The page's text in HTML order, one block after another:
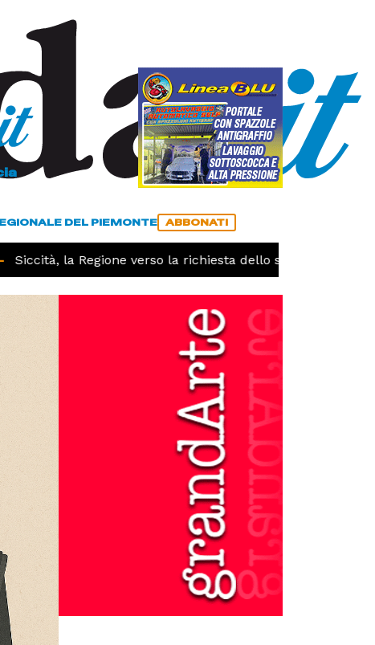
DEL PIEMONTE ABBONATI
la Regione verso la richiesta dello stato di calamità